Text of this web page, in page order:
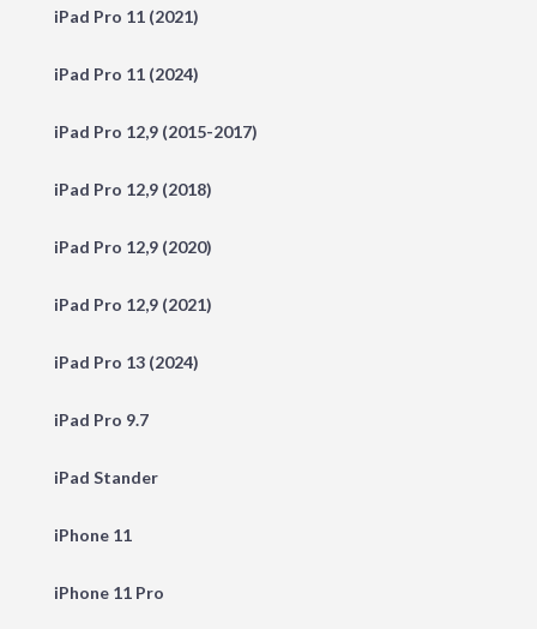
iPad Pro 11 (2021)
iPad Pro 11 (2024)
iPad Pro 12,9 (2015-2017)
iPad Pro 12,9 (2018)
iPad Pro 12,9 (2020)
iPad Pro 12,9 (2021)
iPad Pro 13 (2024)
iPad Pro 9.7
iPad Stander
iPhone 11
iPhone 11 Pro